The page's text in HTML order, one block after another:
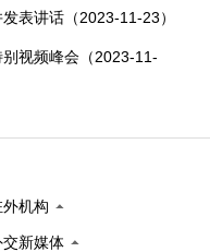
表讲话（2023-11-23）
视频峰会（2023-11-
外机构
交新媒体